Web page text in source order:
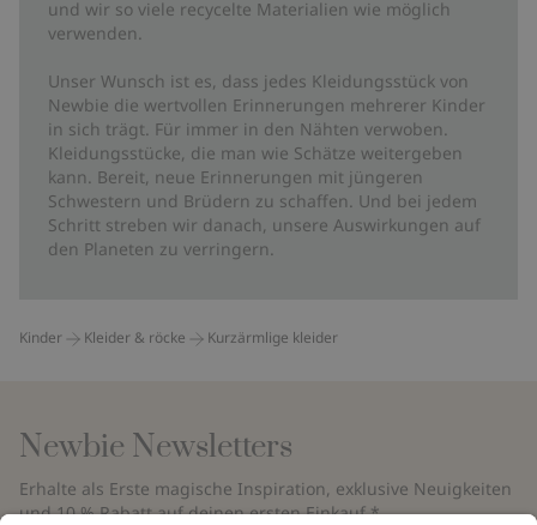
und wir so viele recycelte Materialien wie möglich
verwenden.
Unser Wunsch ist es, dass jedes Kleidungsstück von
Newbie die wertvollen Erinnerungen mehrerer Kinder
in sich trägt. Für immer in den Nähten verwoben.
Kleidungsstücke, die man wie Schätze weitergeben
kann. Bereit, neue Erinnerungen mit jüngeren
Schwestern und Brüdern zu schaffen. Und bei jedem
Schritt streben wir danach, unsere Auswirkungen auf
den Planeten zu verringern.
Kinder Kleider & röcke Kurzärmlige kleider
Newbie Newsletters
Erhalte als Erste magische Inspiration, exklusive Neuigkeiten
und 10 % Rabatt auf deinen ersten Einkauf.*